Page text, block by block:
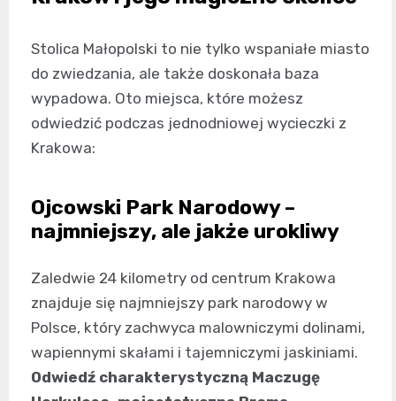
Stolica Małopolski to nie tylko wspaniałe miasto
do zwiedzania, ale także doskonała baza
wypadowa. Oto miejsca, które możesz
odwiedzić podczas jednodniowej wycieczki z
Krakowa:
Ojcowski Park Narodowy –
najmniejszy, ale jakże urokliwy
Zaledwie 24 kilometry od centrum Krakowa
znajduje się najmniejszy park narodowy w
Polsce, który zachwyca malowniczymi dolinami,
wapiennymi skałami i tajemniczymi jaskiniami.
Odwiedź charakterystyczną Maczugę